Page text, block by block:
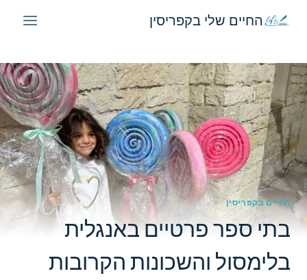
החיים שלי בקפריסין
החיים בקפריסין
בתי ספר פרטיים באנגלית
בלימסול והשכונות הקרובות